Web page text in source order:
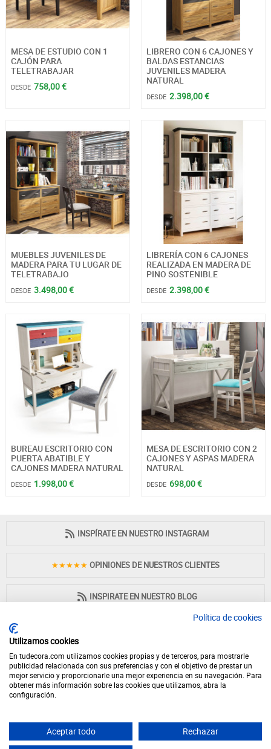
MESA DE ESTUDIO CON 1
CAJÓN PARA
TELETRABAJAR
DESDE 758,00 €
LIBRERO CON 6 CAJONES Y
BALDAS ESTANCIAS
JUVENILES MADERA
NATURAL
DESDE 2.398,00 €
MUEBLES JUVENILES DE
MADERA PARA TU LUGAR DE
TELETRABAJO
DESDE 3.498,00 €
LIBRERÍA CON 6 CAJONES
REALIZADA EN MADERA DE
PINO SOSTENIBLE
DESDE 2.398,00 €
BUREAU ESCRITORIO CON
PUERTA ABATIBLE Y
CAJONES MADERA NATURAL
DESDE 1.998,00 €
MESA DE ESCRITORIO CON 2
CAJONES Y ASPAS MADERA
NATURAL
DESDE 698,00 €
INSPÍRATE EN NUESTRO INSTAGRAM
★★★★★ OPINIONES DE NUESTROS CLIENTES
INSPIRATE EN NUESTRO BLOG
PAGO 100% SEGURO
© 2026 - Desde 1998 en internet - tudecora.com tienda online de muebles
Política de cookies
Utilizamos cookies
En tudecora.com utilizamos cookies propias y de terceros, para mostrarle
publicidad relacionada con sus preferencias y con el objetivo de prestar un
mejor servicio y proporcionarle una mejor experiencia en su navegación. Para
obtener más información sobre las cookies que utilizamos, abra la
configuración.
Aceptar todo
Rechazar